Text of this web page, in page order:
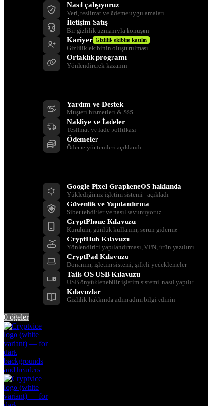
Nasıl çalışıyoruz
Veri, teslimat ve ödeme uygulamaları
İletişim Satış
Bir gizlilik uzmanıyla konuşun
Kariyer Gizlilik ekibine katılın
Gizlilik ekibinin oluşturulması
Ortaklık programı
Yönlendirerek kazanın
Yardım ve Destek
Müşteri hizmetleri & SSS
Nakliye ve İadeler
Teslimat ve iade politikası
Ödemeler
Ödeme yöntemleri açıklandı
Google Pixel GrapheneOS hakkında
Yüklediğimiz işletim sistemi - açıkladı
Güvenlik ve Yapılandırma
Siber tehditler ve nasıl savunuyoruz
CryptPhone Kılavuzu
Kurulum, günlük kullanım, sorun giderme
CryptHub Kılavuzu
Yönlendirici yapılandırması, VPN, ürün yazılımı
CryptPad Kılavuzu
Donanım, işletim sistemi, şifreli yedeklemeler
Tails OS USB Kılavuzu
USB önyüklenebilir işletim sistemi, nasıl yapılır
Kılavuzlar
Gizlilik hakkında adım adım bilgi edinin
0 öğeler